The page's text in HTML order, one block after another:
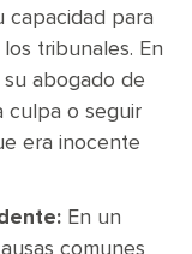
capacidad para
tribunales. En
abogado de
culpa o seguir
era inocente
En un
comunes